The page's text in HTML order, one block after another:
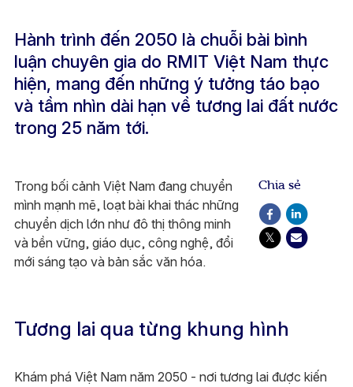
Hành trình đến 2050 là chuỗi bài bình
luận chuyên gia do RMIT Việt Nam thực
hiện, mang đến những ý tưởng táo bạo
và tầm nhìn dài hạn về tương lai đất nước
trong 25 năm tới.
Trong bối cảnh Việt Nam đang chuyển
mình mạnh mẽ, loạt bài khai thác những
chuyển dịch lớn như đô thị thông minh
và bền vững, giáo dục, công nghệ, đổi
mới sáng tạo và bản sắc văn hóa.
Chia sẻ
Tương lai qua từng khung hình
Khám phá Việt Nam năm 2050 - nơi tương lai được kiến